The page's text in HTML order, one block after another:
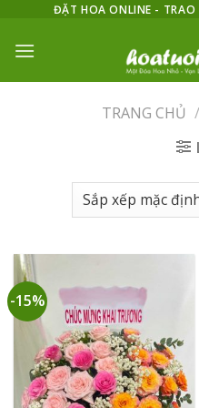
content
ĐẶT HOA ONLINE - TRAO
TRANG CHỦ /
-15%